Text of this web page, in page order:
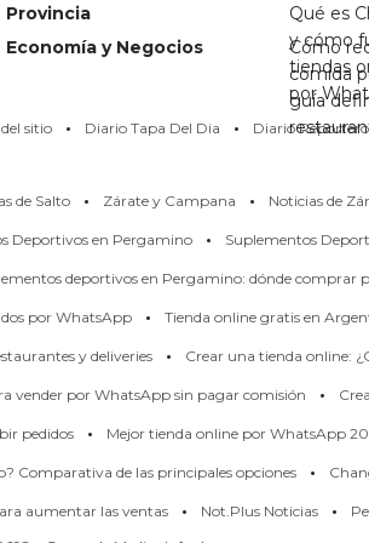
Provincia
Economía y Negocios
Qué es
y cómo
tiendas
por
Cómo
comida
guía
sitio · Diario Tapa Del Dia · Diario Reportero
de Salto · Zárate y Campana · Noticias de
Deportivos en Pergamino · Suplementos
deportivos en Pergamino: dónde comprar
por WhatsApp · Tienda online gratis en
y deliveries · Crear una tienda online:
vender por WhatsApp sin pagar comisión ·
pedidos · Mejor tienda online por WhatsApp
Comparativa de las principales opciones ·
aumentar las ventas · Not.Plus Noticias ·